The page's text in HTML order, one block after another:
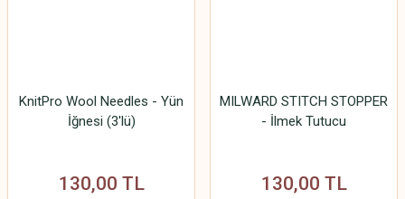
KnitPro Wool Needles - Yün
İğnesi (3'lü)
130,00 TL
MILWARD STITCH STOPPER
- İlmek Tutucu
130,00 TL